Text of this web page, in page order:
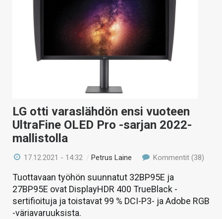
VAIHDA TEEMA
LG otti varaslähdön ensi vuoteen
UltraFine OLED Pro -sarjan 2022-
mallistolla
17.12.2021 - 14:32 /Petrus Laine Kommentit (38)
Tuottavaan työhön suunnatut 32BP95E ja
27BP95E ovat DisplayHDR 400 TrueBlack -
sertifioituja ja toistavat 99 % DCI-P3- ja Adobe RGB
-väriavaruuksista.